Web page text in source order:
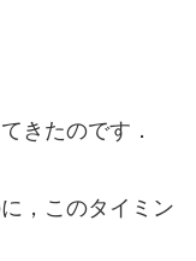
きたのです．
，このタイミン